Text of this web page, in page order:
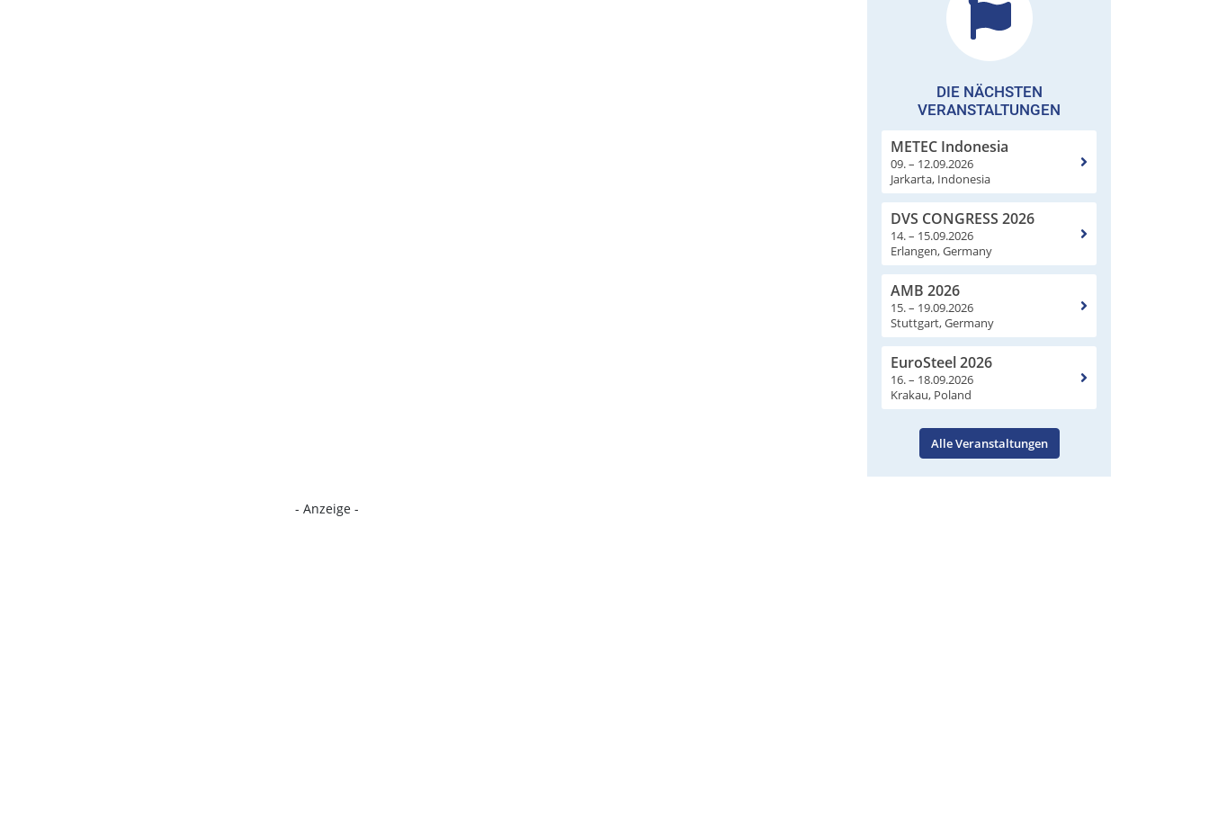
DIE NÄCHSTEN
VERANSTALTUNGEN
METEC Indonesia
09. – 12.09.2026
Jarkarta, Indonesia
DVS CONGRESS 2026
14. – 15.09.2026
Erlangen, Germany
AMB 2026
15. – 19.09.2026
Stuttgart, Germany
EuroSteel 2026
16. – 18.09.2026
Krakau, Poland
Alle Veranstaltungen
- Anzeige -